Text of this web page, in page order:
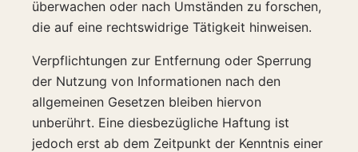
überwachen oder nach Umständen zu forschen,
die auf eine rechtswidrige Tätigkeit hinweisen.
Verpflichtungen zur Entfernung oder Sperrung
der Nutzung von Informationen nach den
allgemeinen Gesetzen bleiben hiervon
unberührt. Eine diesbezügliche Haftung ist
jedoch erst ab dem Zeitpunkt der Kenntnis einer